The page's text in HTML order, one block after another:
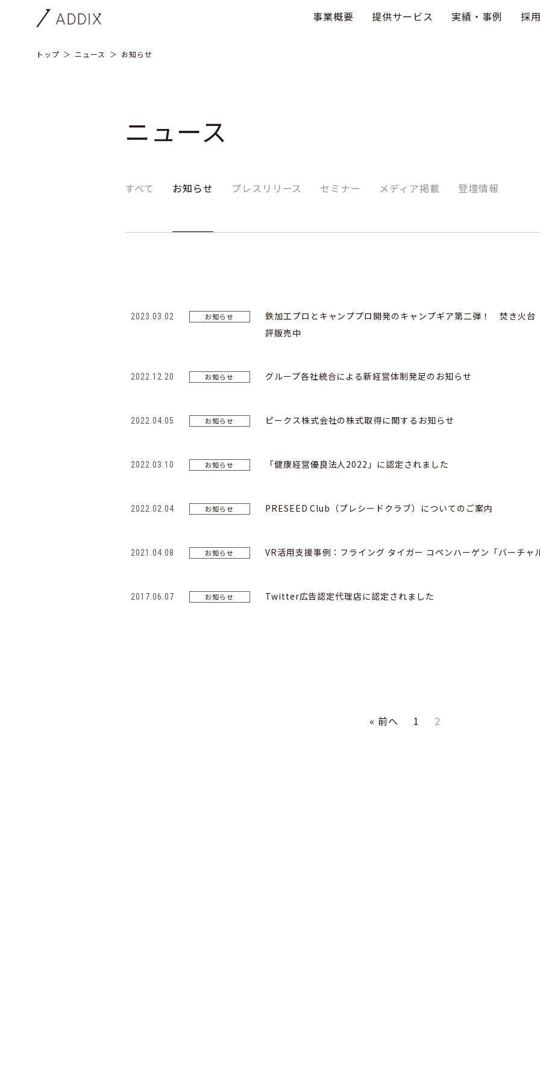
事業概要 提供サービス 実績・事例 採
トップ ニュース お知らせ
ニュース
すべて お知らせ プレスリリース セミナー メディア掲載 登壇情報
2023.03.02 お知らせ
鉄加工プロとキャンププロ開発のキャンプギア第二弾！ 焚き火台
評販売中
2022.12.20 お知らせ グループ各社統合による新経営体制発足のお知らせ
2022.04.05 お知らせ ピークス株式会社の株式取得に関するお知らせ
2022.03.10 お知らせ 「健康経営優良法人2022」に認定されました
2022.02.04 お知らせ PRESEED Club（プレシードクラブ）についてのご案内
2021.04.08 お知らせ VR活用支援事例：フライング タイガー コペンハーゲン「バーチャ
2017.06.07 お知らせ Twitter広告認定代理店に認定されました
« 前へ 1 2